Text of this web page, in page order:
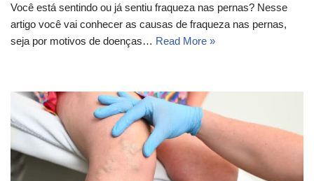
Você está sentindo ou já sentiu fraqueza nas pernas? Nesse
artigo você vai conhecer as causas de fraqueza nas pernas,
seja por motivos de doenças… Read More »